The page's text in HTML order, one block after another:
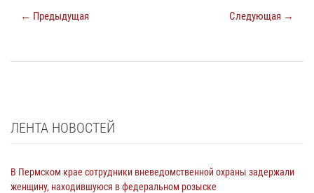
← Предыдущая Следующая →
ЛЕНТА НОВОСТЕЙ
В Пермском крае сотрудники вневедомственной охраны задержали
женщину, находившуюся в федеральном розыске